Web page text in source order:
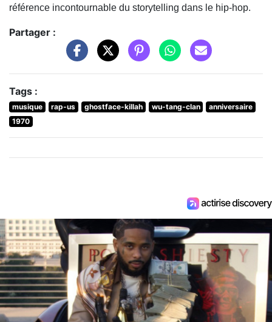
référence incontournable du storytelling dans le hip-hop.
Partager :
Tags :
musique rap-us ghostface-killah wu-tang-clan
anniversaire
1970